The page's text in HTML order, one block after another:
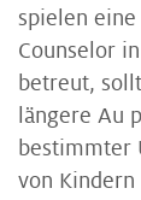
spielen
Counselor
betreut,
längere Au
bestimmter
von